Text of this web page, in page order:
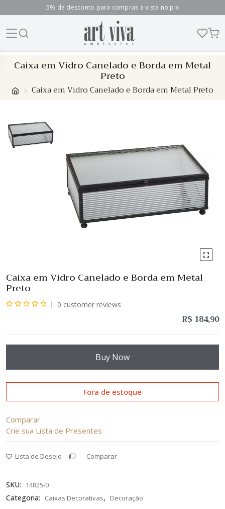
5% de desconto para compras à vista no pix
Caixa em Vidro Canelado e Borda em Metal
Preto
Caixa em Vidro Canelado e Borda em Metal Preto
Caixa em Vidro Canelado e Borda em Metal
Preto
0 customer reviews
R$ 184,90
Buy Now
Fora de estoque
Comparar
Crie sua Lista de Presentes
Lista de Desejo Comparar
SKU: 14825-0
Categoria: Caixas Decorativas, Decoração